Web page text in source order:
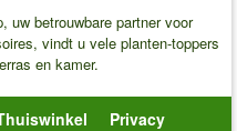
uw betrouwbare partner voor
vindt u vele planten-toppers
en kamer.
Privacy